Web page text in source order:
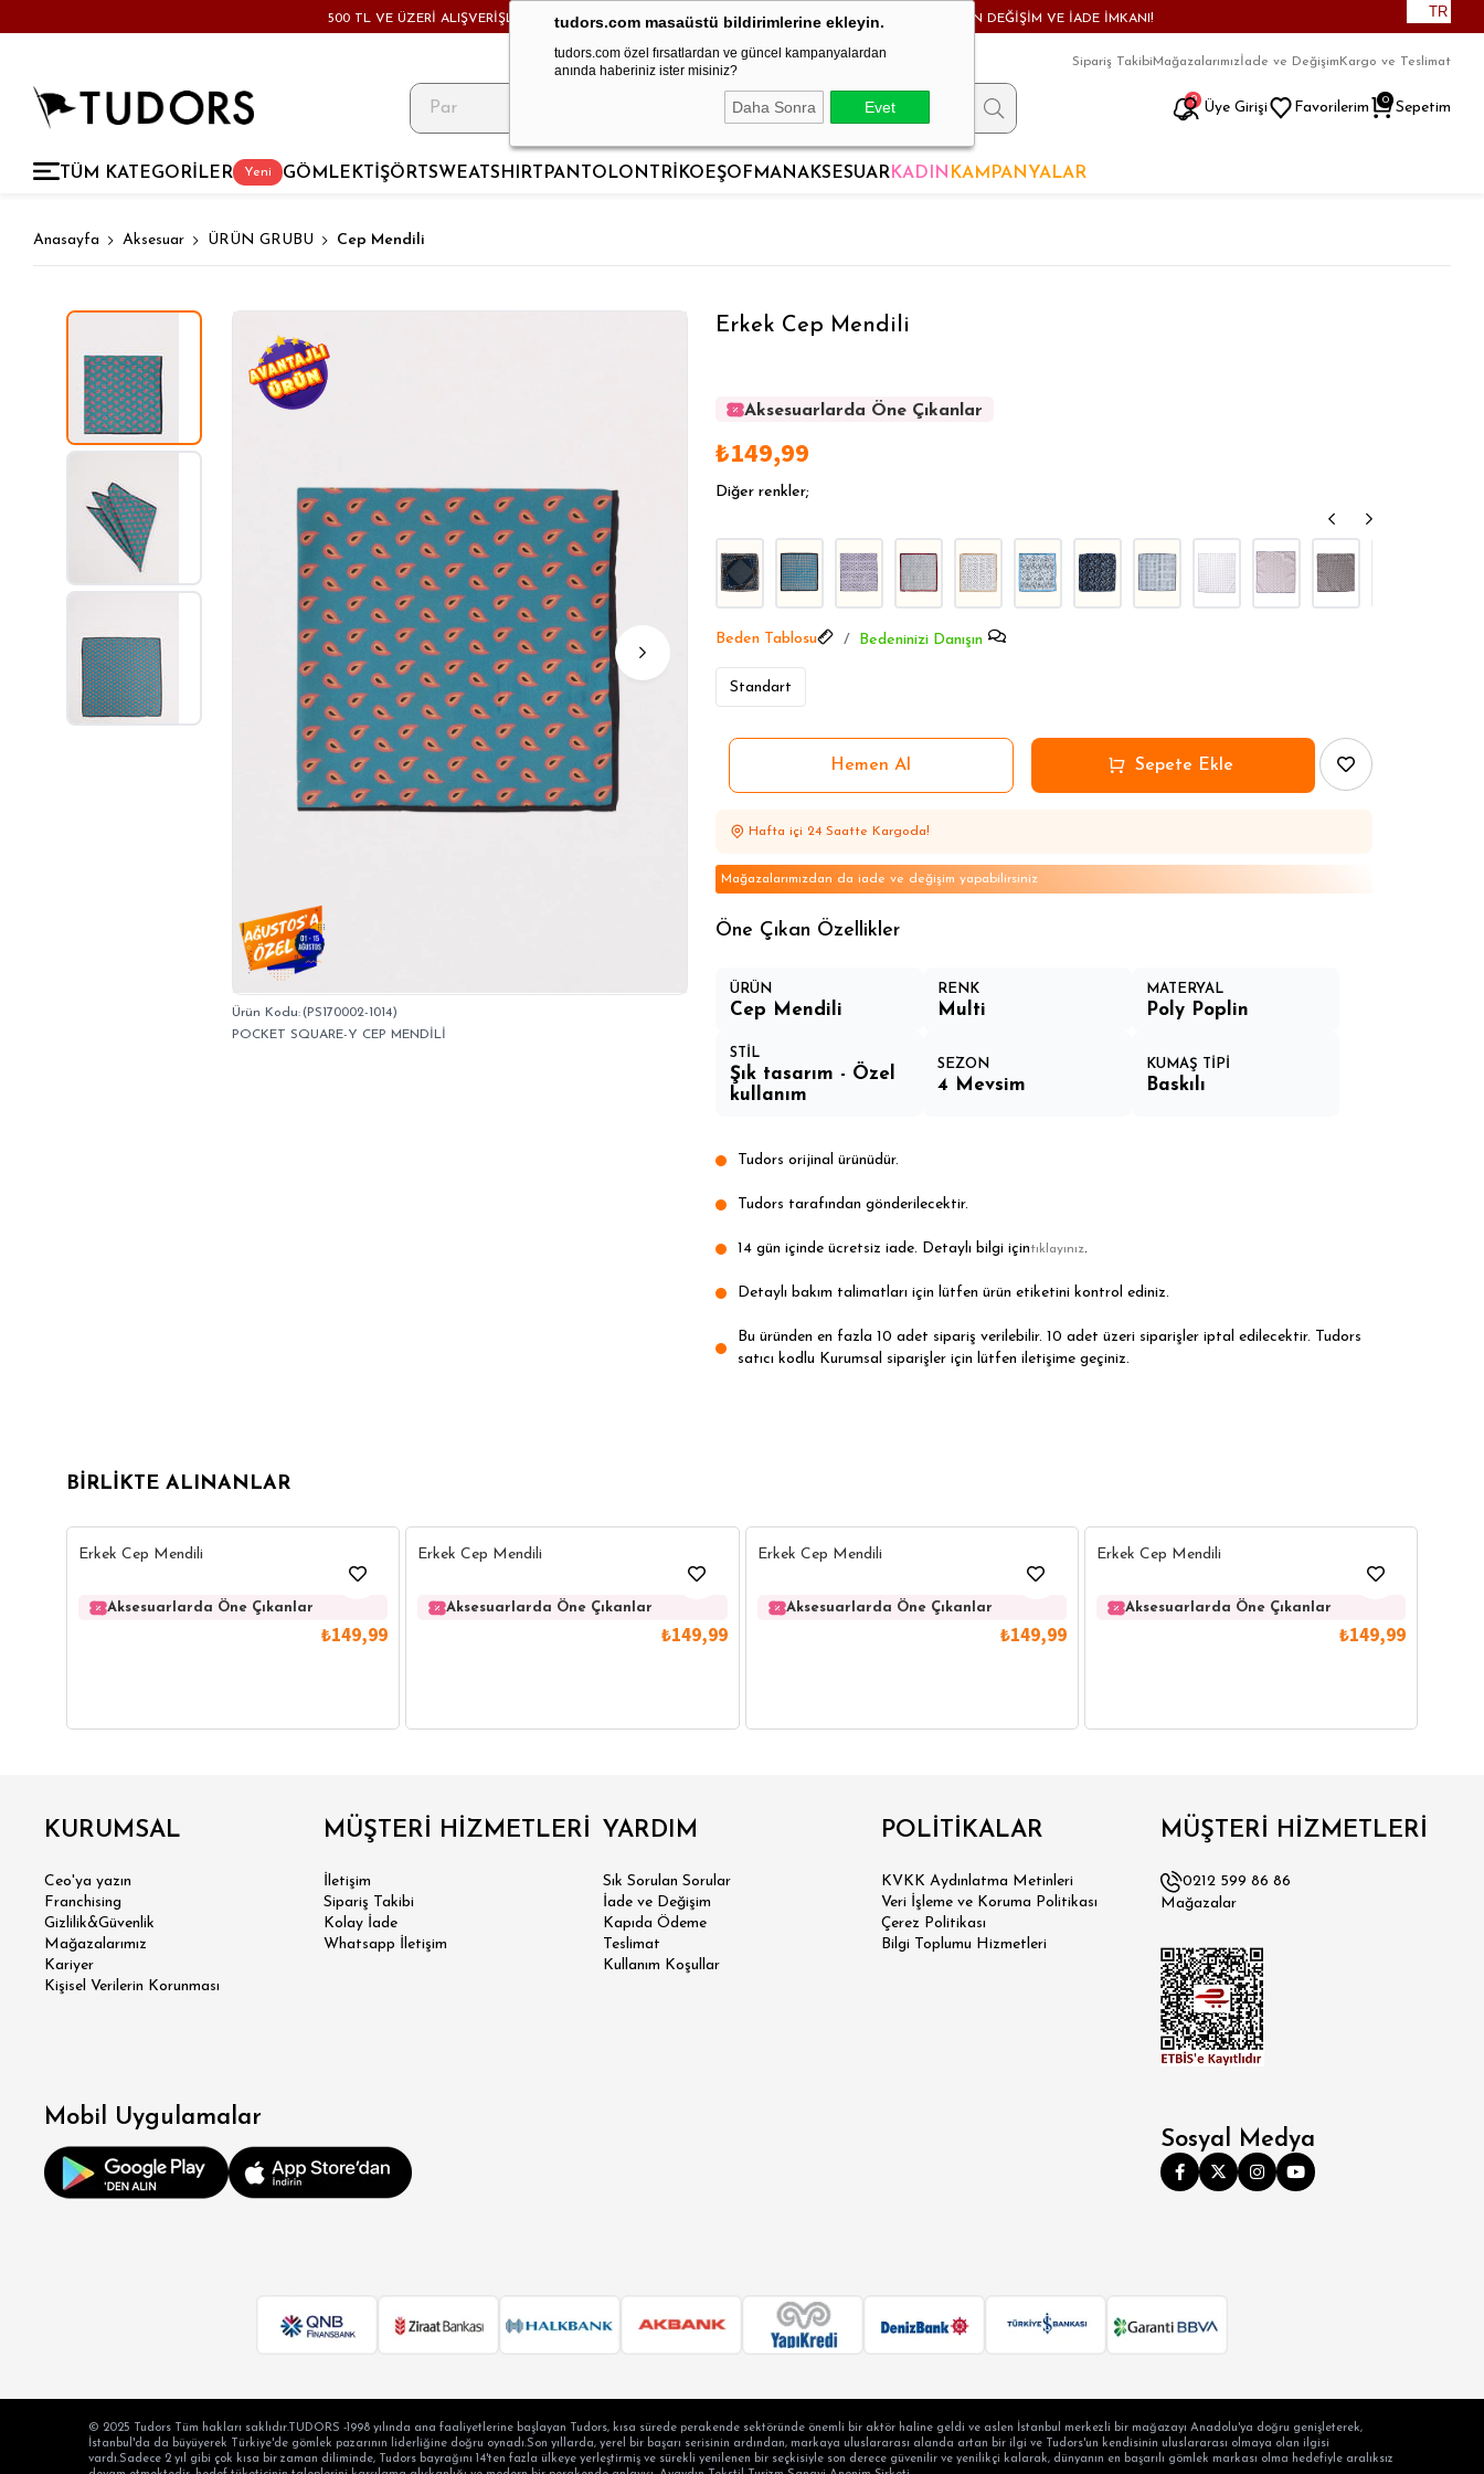
tudors.com masaüstü bildirimlerine ekleyin.
tudors.com özel fırsatlardan ve güncel kampanyalardan
anında haberiniz ister misiniz?
Daha Sonra Evet
500 TL VE ÜZERİ ALIŞVERİŞLERDE KARGO BEDAVA! - HAFTA İÇİ 24 SAATTE KARGODA! - MAĞAZADAN DEĞİŞİM VE İADE İMKANI! TR
9
Sipariş TakibiMağazalarımız İade ve Değişim Kargo ve Teslimat
Üye Girişi Favorilerim Sepetim
0
Yeni
TÜM KATEGORİLER GÖMLEK TİŞÖRT SWEATSHIRT PANTOLON TRİKO EŞOFMANAKSESUARKADIN KAMPANYALAR
Anasayfa Aksesuar ÜRÜN GRUBU Cep Mendili
(PS170002-1014)
POCKET SQUARE-Y CEP MENDİLİ
Erkek Cep Mendili
Aksesuarlarda Öne Çıkanlar
Aksesuarlarda Öne Çıkanlar
Aksesuarlarda Öne Çıkanlar
₺149,99
Diğer renkler;
Beden Tablosu Bedeninizi Danışın
Standart
Hafta içi 24 Saatte Kargoda!
Mağazalarımızdan da iade ve değişim yapabilirsiniz
Öne Çıkan Özellikler
ÜRÜN
Cep Mendili
RENK
Multi
MATERYAL
Poly Poplin
STİL
Şık tasarım - Özel
kullanım
SEZON
4 Mevsim
KUMAŞ TİPİ
Baskılı
Tudors orijinal ürünüdür.
Tudors tarafından gönderilecektir.
14 gün içinde ücretsiz iade. Detaylı bilgi içintıklayınız.
Detaylı bakım talimatları için lütfen ürün etiketini kontrol ediniz.
Bu üründen en fazla 10 adet sipariş verilebilir. 10 adet üzeri siparişler iptal edilecektir. Tudors
satıcı kodlu Kurumsal siparişler için lütfen iletişime geçiniz.
BIRLIKTE ALINANLAR
Erkek Cep Mendili
Aksesuarlarda Öne Çıkanlar
₺149,99
Erkek Cep Mendili
Aksesuarlarda Öne Çıkanlar
₺149,99
Erkek Cep Mendili
Aksesuarlarda Öne Çıkanlar
₺149,99
Erkek Cep Mendili
Aksesuarlarda Öne Çıkanlar
₺149,99
KURUMSAL
Ceo'ya yazın
Franchising
Gizlilik&Güvenlik
Mağazalarımız
Kariyer
Kişisel Verilerin Korunması
MÜŞTERİ HİZMETLERİ
İletişim
Sipariş Takibi
Kolay İade
Whatsapp İletişim
YARDIM
Sık Sorulan Sorular
İade ve Değişim
Kapıda Ödeme
Teslimat
Kullanım Koşullar
POLİTİKALAR
KVKK Aydınlatma Metinleri
Veri İşleme ve Koruma Politikası
Çerez Politikası
Bilgi Toplumu Hizmetleri
MÜŞTERİ HİZMETLERİ
0212 599 86 86
Mağazalar
Sosyal Medya
Mobil Uygulamalar
© 2025 Tudors Tüm hakları saklıdır.TUDORS -1998 yılında ana faaliyetlerine başlayan Tudors, kısa sürede perakende sektöründe önemli bir aktör haline geldi ve aslen İstanbul merkezli bir mağazayı Anadolu'ya doğru genişleterek,
İstanbul'da da büyüyerek Türkiye'de gömlek pazarının liderliğine doğru oynadı.Son yıllarda, yerel bir başarı serisinin ardından, markaya uluslararası alanda artan bir ilgi ve Tudors'un kendisinin uluslararası olmaya olan ilgisi
vardı.Sadece 2 yıl gibi çok kısa bir zaman diliminde, Tudors bayrağını 14'ten fazla ülkeye yerleştirmiş ve sürekli yenilenen bir seçkisiyle son derece güvenilir ve yenilikçi kalarak, dünyanın en başarılı gömlek markası olma hedefiyle aralıksız